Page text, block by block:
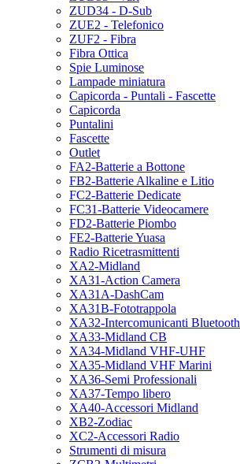
ZUD34 - D-Sub
ZUE2 - Telefonico
ZUF2 - Fibra
Fibra Ottica
Spie Luminose
Lampade miniatura
Capicorda - Puntali - Fascette
Capicorda
Puntalini
Fascette
Outlet
FA2-Batterie a Bottone
FB2-Batterie Alkaline e Litio
FC2-Batterie Dedicate
FC31-Batterie Videocamere
FD2-Batterie Piombo
FE2-Batterie Yuasa
Radio Ricetrasmittenti
XA2-Midland
XA31-Action Camera
XA31A-DashCam
XA31B-Fototrappola
XA32-Intercomunicanti Bluetooth
XA33-Midland CB
XA34-Midland VHF-UHF
XA35-Midland VHF Marini
XA36-Semi Professionali
XA37-Tempo libero
XA40-Accessori Midland
XB2-Zodiac
XC2-Accessori Radio
Strumenti di misura